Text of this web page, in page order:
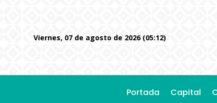
viernes, 07 de agosto de 2026 (05:12)
Portada Capital